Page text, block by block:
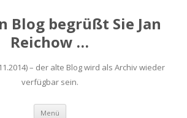
Blog begrüßt Sie Jan
Reichow …
– der alte Blog wird als Archiv wieder
verfügbar sein.
Menü Zum